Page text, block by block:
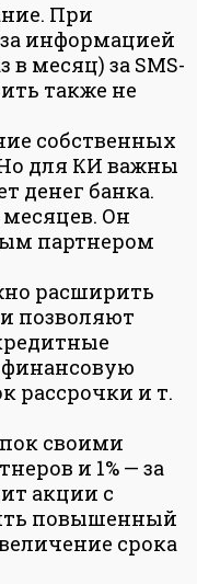
При
информацией
в месяц) за SMS-
также не
собственных
для КИ важны
денег банка.
месяцев. Он
партнером
расширить
позволяют
рассрочки и т.
своими
и 1% — за
акции с
повышенный
срока